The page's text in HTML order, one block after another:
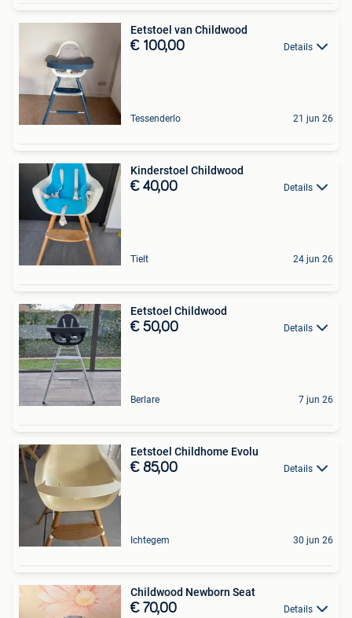
Eetstoel van Childwood
€ 100,00 Details
Tessenderlo 21 jun 26
Kinderstoel Childwood
€ 40,00 Details
Tielt 24 jun 26
Eetstoel Childwood
€ 50,00 Details
Berlare 7 jun 26
Eetstoel Childhome Evolu
€ 85,00 Details
Ichtegem 30 jun 26
Childwood Newborn Seat
€ 70,00 Details